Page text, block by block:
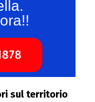
sul territorio